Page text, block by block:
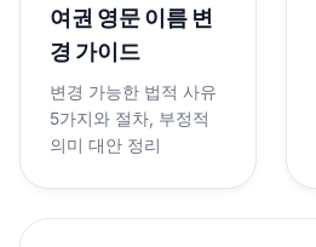
여권 영문 이름 변
경 가이드
변경 가능한 법적 사유
5가지와 절차, 부정적
의미 대안 정리